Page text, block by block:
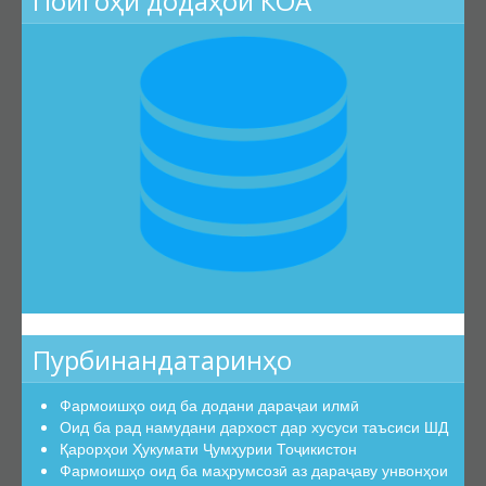
Эътирофи баробарарзишии ҳуҷҷатҳо
Аттестатсияи такрорӣ
Шиносномаи ихтисосҳо
Бюллетени КОА
Санадҳои меъёрии ҳуқуқӣ
Конститутсияи ҶТ
Амру фармонҳои Президенти ҶТ
Маҷаллаҳои тақризшавандаи ҶТ
Феҳристи муваққатии маҷаллаҳои тақризшаванда
Саволу ҷавобҳо
Пурбинандатаринҳо
Фармоишҳо оид ба додани дараҷаи илмӣ
Оид ба рад намудани дархост дар хусуси таъсиси ШД
Қарорҳои Ҳукумати Ҷумҳурии Тоҷикистон
Фармоишҳо оид ба маҳрумсозӣ аз дараҷаву унвонҳои